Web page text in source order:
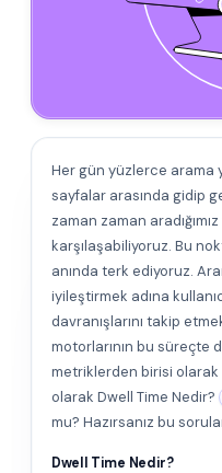
Her gün yüzlerce arama
sayfalar arasında gidip
zaman zaman
karşılaşabiliyoruz. Bu
anında terk ediyoruz.
iyileştirmek adına
davranışlarını takip
motorlarının bu süreçte
metriklerden birisi olarak
olarak Dwell Time Nedir?
mu? Hazırsanız bu
Dwell Time Nedir?